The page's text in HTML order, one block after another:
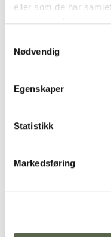
eller som de har
tjenestene deres.
Nødvendig
Egenskaper
Statistikk
Markedsføring